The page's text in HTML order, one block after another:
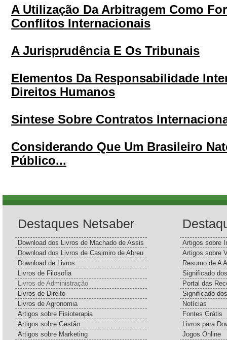
A Utilização Da Arbitragem Como
Conflitos Internacionais
A Jurisprudência E Os Tribunais
Elementos Da Responsabilidade
Direitos Humanos
Sintese Sobre Contratos
Considerando Que Um Brasileiro
Público...
Destaques Netsaber
Download dos Livros de Machado de Assis
Download dos Livros de Casimiro de Abreu
Download de Livros
Livros de Filosofia
Livros de Administração
Livros de Direito
Livros de Agronomia
Artigos sobre Fisioterapia
Artigos sobre Gestão
Artigos sobre Marketing
Artigos sobre
Artigos sobre
Resumo de A
Significado
Portal das
Significado
Notícias
Fontes Grátis
Livros para
Jogos Online